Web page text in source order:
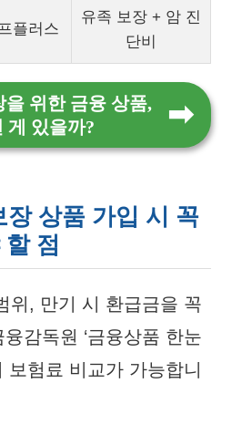
플러스
유족 보장 + 암 진
단비
을 위한 금융 상품,
게 있을까?
장 상품 가입 시 꼭
점
위, 만기 시 환급금을 꼭
감독원 ‘금융상품 한눈
보험료 비교가 가능합니